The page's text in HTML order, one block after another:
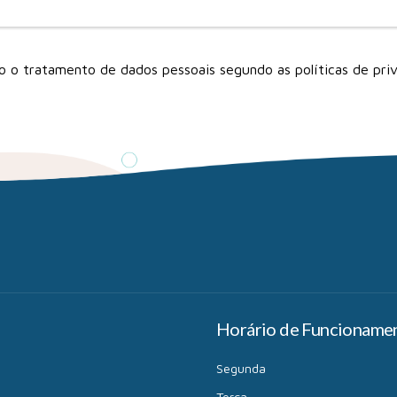
tratamento de dados pessoais segundo as políticas de
Horário de
Segunda